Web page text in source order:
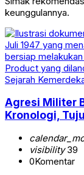
keunggulannya.
Sejarah
Agresi Militer
Kronologi,
visibility39
0Komentar